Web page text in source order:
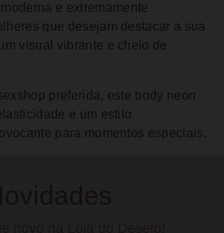
e extremamente
que desejam destacar a sua
visual vibrante e cheio de
preferida, este body neon
e um estilo
para momentos especiais.